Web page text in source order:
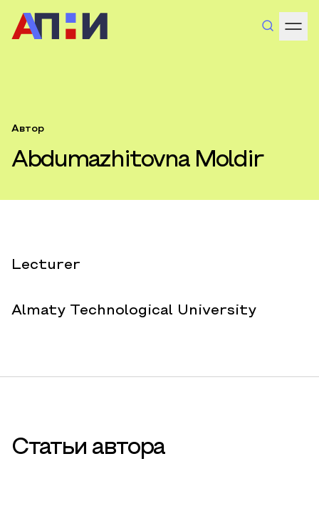
Автор
Abdumazhitovna Moldir
Lecturer
Almaty Technological University
Статьи автора